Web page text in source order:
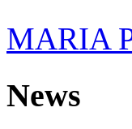
MARIA
News